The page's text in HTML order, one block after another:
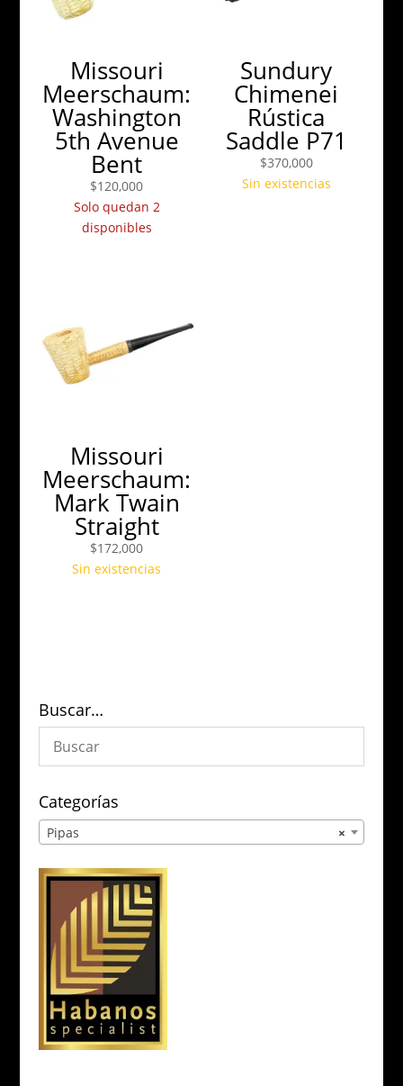
Missouri
Meerschaum:
Washington
5th Avenue
Bent
$120,000
Solo quedan 2
disponibles
Sundury
Chimenei
Rústica
Saddle P71
$370,000
Sin existencias
Missouri
Meerschaum:
Mark Twain
Straight
$172,000
Sin existencias
Buscar…
Categorías
×
Pipas